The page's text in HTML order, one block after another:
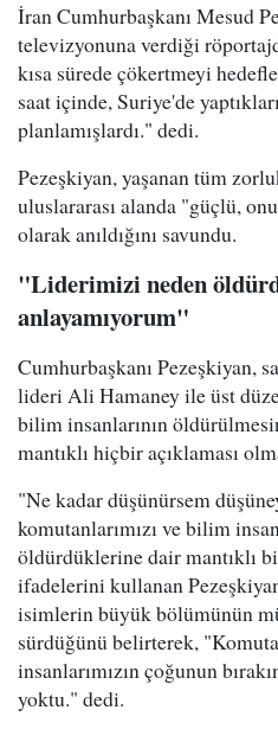
İran Cumhurbaşkanı Mesud
televizyonuna verdiği
kısa sürede çökertmeyi
saat içinde, Suriye'de
planlamışlardı." dedi.
Pezeşkiyan, yaşanan tüm
uluslararası alanda "güçlü,
olarak anıldığını savundu.
"Liderimizi neden
anlayamıyorum"
Cumhurbaşkanı Pezeşkiyan,
lideri Ali Hamaney ile üst
bilim insanlarının
mantıklı hiçbir açıklaması
"Ne kadar düşünürsem
komutanlarımızı ve bilim
öldürdüklerine dair mantıklı
ifadelerini kullanan
isimlerin büyük bölümünün
sürdüğünü belirterek,
insanlarımızın çoğunun
yoktu." dedi.